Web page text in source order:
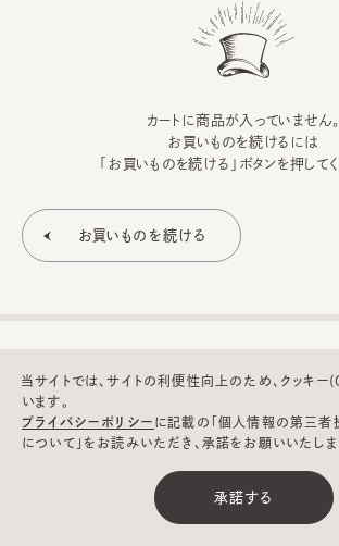
カートに商品が入っていません。
お買いものを続けるには
「お買いものを続ける」ボタンを押してく
©CA4LA INC. All Rights Reserved.
当サイトでは、サイトの利便性向上のため、クッキ
います。
プライバシーポリシー に記載の「個人情報の第三者
について」をお読みいただき、承諾をお願いいたしま
承諾する